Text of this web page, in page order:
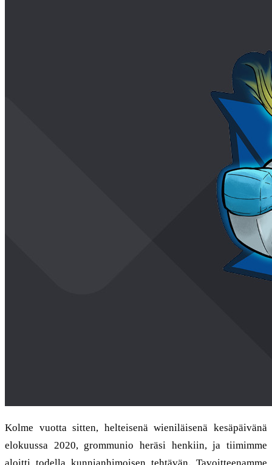
Kolme vuotta sitten, helteisenä wieniläisenä kesäpäivänä
elokuussa 2020, grommunio heräsi henkiin, ja tiimimme